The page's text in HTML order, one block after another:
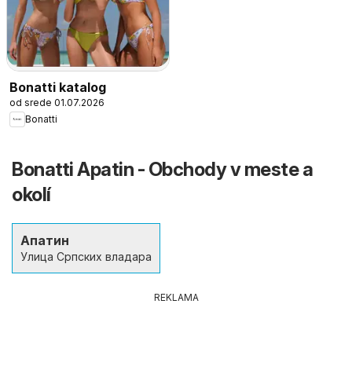
Bonatti katalog
od srede 01.07.2026
Bonatti
Bonatti Apatin - Obchody v meste a
okolí
Апатин
Улица Српских владара
REKLAMA